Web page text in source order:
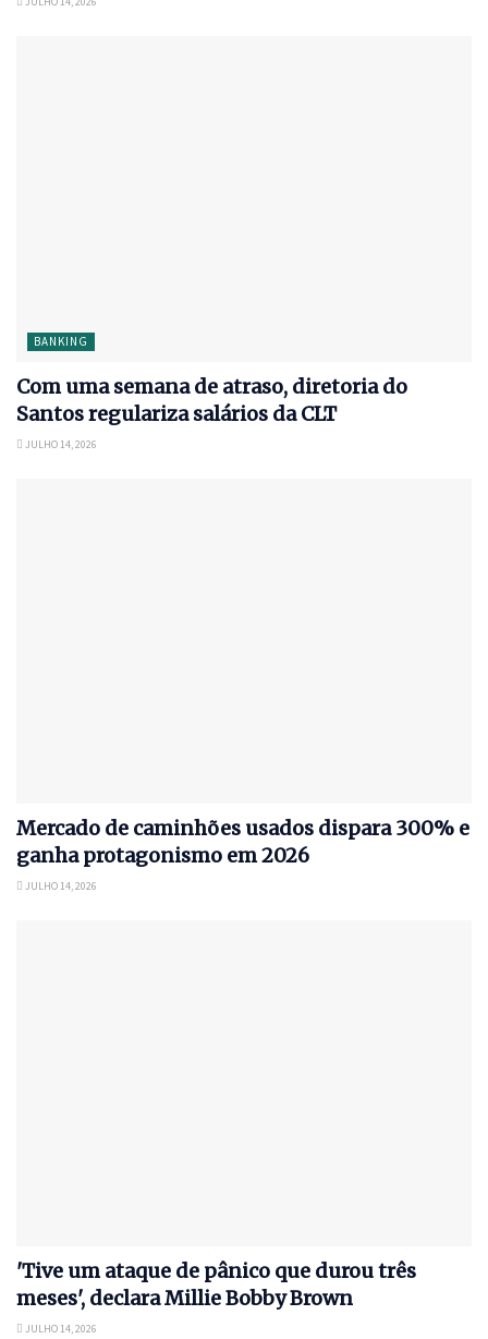
BANKING
Com uma semana de atraso, diretoria do
Santos regulariza salários da CLT
JULHO 14, 2026
Mercado de caminhões usados dispara 300% e
ganha protagonismo em 2026
JULHO 14, 2026
'Tive um ataque de pânico que durou três
meses', declara Millie Bobby Brown
JULHO 14, 2026